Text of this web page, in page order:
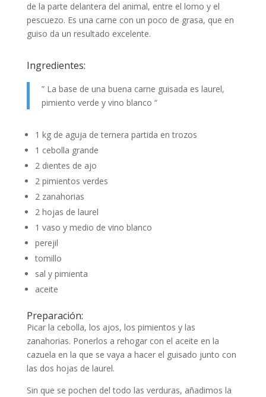
de la parte delantera del animal, entre el lomo y el
pescuezo. Es una carne con un poco de grasa, que en
guiso da un resultado excelente.
Ingredientes:
” La base de una buena carne guisada es laurel,
pimiento verde y vino blanco “
1 kg de aguja de ternera partida en trozos
1 cebolla grande
2 dientes de ajo
2 pimientos verdes
2 zanahorias
2 hojas de laurel
1 vaso y medio de vino blanco
perejil
tomillo
sal y pimienta
aceite
Preparación:
Picar la cebolla, los ajos, los pimientos y las
zanahorias. Ponerlos a rehogar con el aceite en la
cazuela en la que se vaya a hacer el guisado junto con
las dos hojas de laurel.
Sin que se pochen del todo las verduras, añadimos la